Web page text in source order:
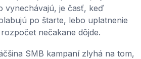
vynechávajú, je časť, keď
po štarte, lebo uplatnenie
nečakane dôjde.
SMB kampaní zlyhá na tom,